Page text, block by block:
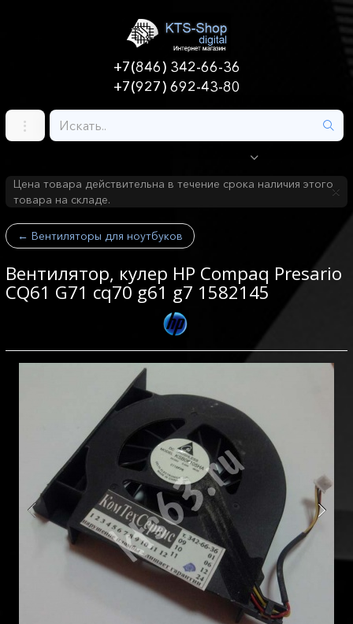
+7(846) 342-66-36
+7(927) 692-43-80
Цена товара действительна в течение срока наличия этого
товара на складе.
← Вентиляторы для ноутбуков
Вентилятор, кулер HP Compaq Presario
CQ61 G71 cq70 g61 g7 1582145